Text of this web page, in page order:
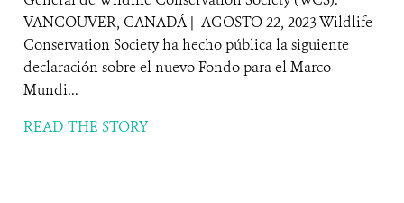
VANCOUVER, CANADÁ | AGOSTO 22, 2023 Wildlife
Conservation Society ha hecho pública la siguiente
declaración sobre el nuevo Fondo para el Marco
Mundi...
READ THE STORY